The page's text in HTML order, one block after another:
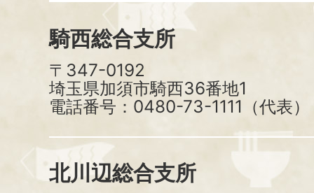
騎西総合支所
〒347-0192
埼玉県加須市騎西36番地1
電話番号：0480-73-1111（代表）
北川辺総合支所